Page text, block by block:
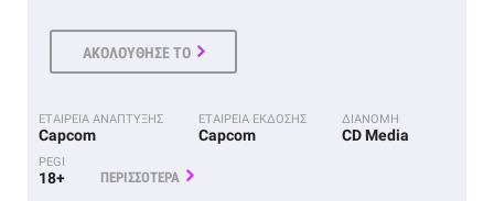
ΑΚΟΛΟΥΘΗΣΕ ΤΟ
ΕΤΑΙΡΕΙΑ ΑΝΑΠΤΥΞΗΣ
Capcom
ΕΤΑΙΡΕΙΑ ΕΚΔΟΣΗΣ
Capcom
ΔΙΑΝΟΜΗ
CD Media
PEGI
18+ ΠΕΡΙΣΣΟΤΕΡΑ